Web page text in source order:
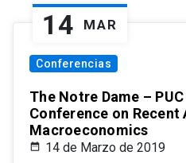
14 MAR
Conferencias
The Notre Dame –
Conference on Recent
Macroeconomics
14 de Marzo de 2019